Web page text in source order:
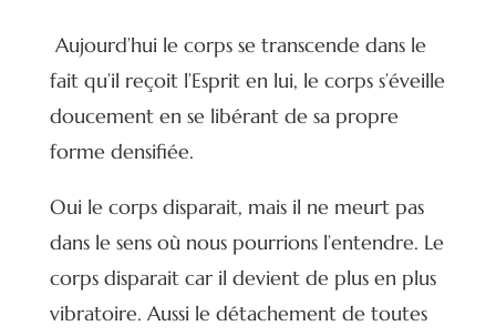
Aujourd’hui le corps se transcende dans le
fait qu’il reçoit l’Esprit en lui, le corps s’éveille
doucement en se libérant de sa propre
forme densifiée.
Oui le corps disparait, mais il ne meurt pas
dans le sens où nous pourrions l’entendre. Le
corps disparait car il devient de plus en plus
vibratoire. Aussi le détachement de toutes